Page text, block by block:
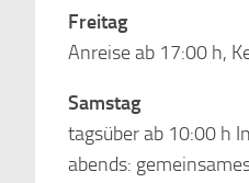
Freitag
Anreise ab 17:00 h,
Samstag
tagsüber ab 10:00 h
abends: